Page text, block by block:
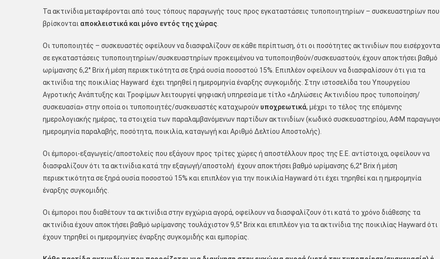
Τα ακτινίδια μεταφέρονται από τους τόπους παραγωγής τους προς εγκαταστάσεις τυποποιητηρίων – συσκευαστηρίων που
βρίσκονται αποκλειστικά και μόνο εντός της χώρας
Οι τυποποιητές – συσκευαστές οφείλουν να διασφαλίζουν σε κάθε περίπτωση, ότι οι ποσότητες ακτινιδίων που
σε εγκαταστάσεις τυποποιητηρίων/συσκευαστηρίων προκειμένου να τυποποιηθούν/συσκευαστούν, έχουν αποκτήσει βαθμό
ωρίμανσης 6,2° Brix ή μέση περιεκτικότητα σε ξηρά ουσία ποσοστού 15%. Επιπλέον οφείλουν να διασφαλίσουν ότι για τα
ακτινίδια της ποικιλίας Hayward έχει τηρηθεί η ημερομηνία έναρξης συγκομιδής. Στην ιστοσελίδα του Υπουργείου
Αγροτικής Ανάπτυξης και Τροφίμων λειτουργεί ψηφιακή υπηρεσία με τίτλο «Δηλώσεις Ακτινιδίου προς τυποποίηση/
συσκευασία» στην οποία οι τυποποιητές/συσκευαστές καταχωρούν υποχρεωτικά, μέχρι το τέλος της επόμενης
ημερολογιακής ημέρας, τα στοιχεία των παραλαμβανόμενων παρτίδων ακτινιδίων (κωδικό συσκευαστηρίου, ΑΦΜ
ημερομηνία παραλαβής, ποσότητα, ποικιλία, καταγωγή και Αριθμό Δελτίου Αποστολής).
Οι έμποροι-εξαγωγείς/αποστολείς που εξάγουν προς τρίτες χώρες ή αποστέλλουν προς της Ε.Ε. αντίστοιχα, οφείλουν να
διασφαλίζουν ότι τα ακτινίδια κατά την εξαγωγή/αποστολή έχουν αποκτήσει βαθμό ωρίμανσης 6,2° Brix ή μέση
περιεκτικότητα σε ξηρά ουσία ποσοστού 15% και επιπλέον για την ποικιλία Hayward ότι έχει τηρηθεί και η ημερομηνία
έναρξης συγκομιδής.
Οι έμποροι που διαθέτουν τα ακτινίδια στην εγχώρια αγορά, οφείλουν να διασφαλίζουν ότι κατά το χρόνο διάθεσης τα
ακτινίδια έχουν αποκτήσει βαθμό ωρίμανσης τουλάχιστον 9,5° Brix και επιπλέον για τα ακτινίδια της ποικιλίας Hayward ότι
έχουν τηρηθεί οι ημερομηνίες έναρξης συγκομιδής και εμπορίας.